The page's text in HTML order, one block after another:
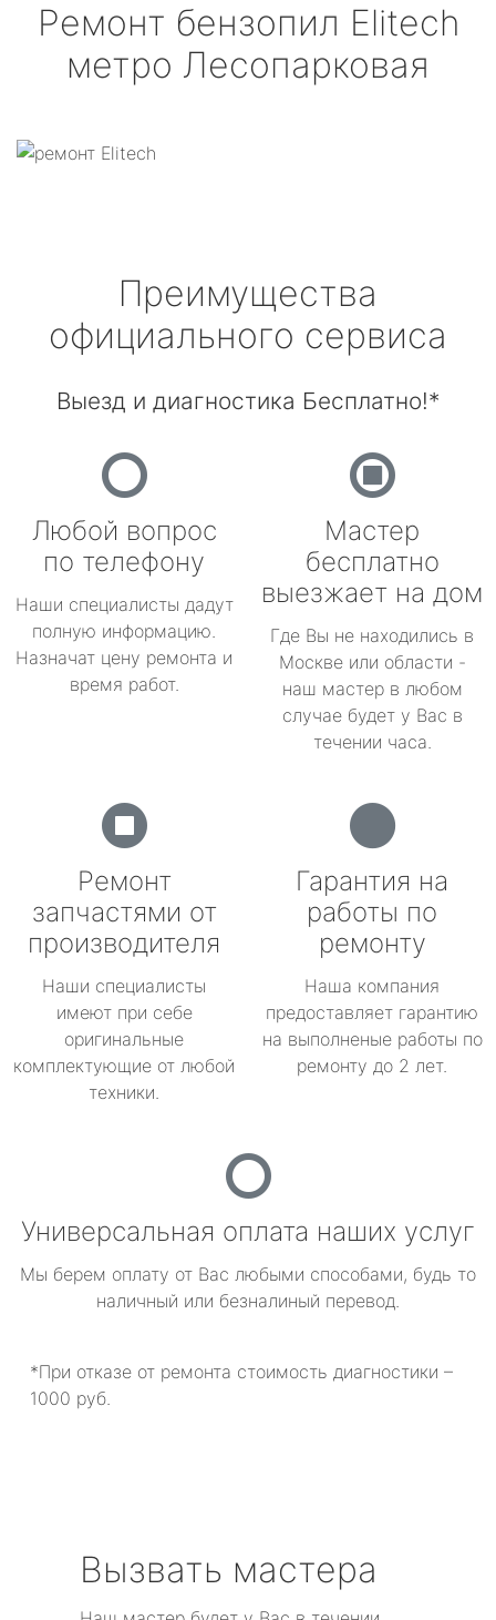
Ремонт бензопил Elitech
метро Лесопарковая
Преимущества
официального сервиса
Выезд и диагностика Бесплатно!*
Любой вопрос
по телефону
Наши специалисты дадут
полную информацию.
Назначат цену ремонта и
время работ.
Мастер
бесплатно
выезжает на дом
Где Вы не находились в
Москве или области -
наш мастер в любом
случае будет у Вас в
течении часа.
Ремонт
запчастями от
производителя
Наши специалисты
имеют при себе
оригинальные
комплектующие от любой
техники.
Гарантия на
работы по
ремонту
Наша компания
предоставляет гарантию
на выполненые работы по
ремонту до 2 лет.
Универсальная оплата наших услуг
Мы берем оплату от Вас любыми способами, будь то
наличный или безналиный перевод.
*При отказе от ремонта стоимость диагностики –
1000 руб.
Вызвать мастера